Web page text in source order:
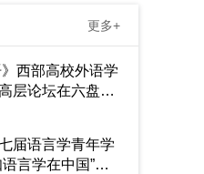
更多+
西部高校外语学
层论坛在六盘水
届语言学青年学
言学在中国”创